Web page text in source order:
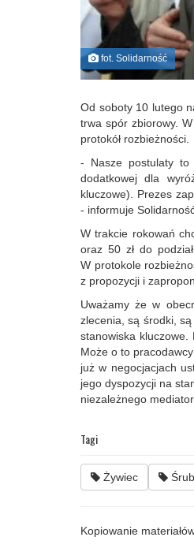
fot. Solidarność
Od soboty 10 lutego
trwa spór zbiorowy.
protokół rozbieżności.
- Nasze postulaty to
dodatkowej dla
kluczowe). Prezes
- informuje
W trakcie rokowań
oraz 50 zł do
W protokole
z propozycji i
Uważamy że w
zlecenia, są środki, są
stanowiska kluczowe.
Może o to
już w negocjacjach
jego dyspozycji na
niezależnego
Tagi
Żywiec
Kopiowanie